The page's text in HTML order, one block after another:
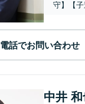
守】【子
電話でお問い合わせ
中井